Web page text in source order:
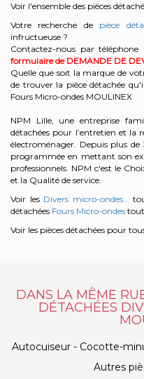
Voir l'ensemble des pièces
Votre recherche de pièce
infructueuse ?
Contactez-nous par
formulaire de DEMANDE DE
Quelle que soit la marque de
de trouver la pièce détachée
Fours Micro-ondes MOULINEX
NPM Lille, une entreprise
détachées pour l’entretien et la
électroménager. Depuis plus de
programmée en mettant son
professionnels. NPM c'est le
et la Qualité de service.
Voir les Divers micro-ondes...
détachées Fours Micro-ondes
Voir les pièces détachées pour
DANS LA MÊME
DÉTACHÉES
Autocuiseur - Cocotte-
Autres